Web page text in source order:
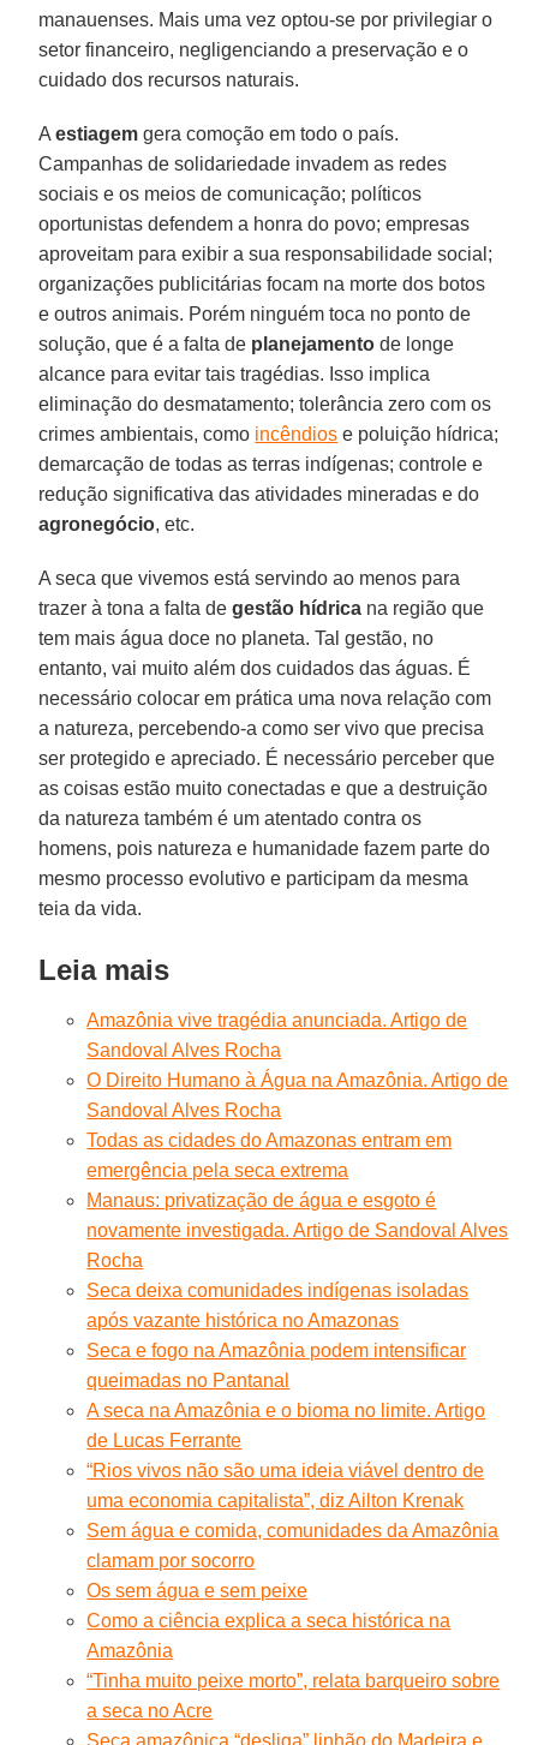
manauenses. Mais uma vez optou-se por privilegiar o
setor financeiro, negligenciando a preservação e o
cuidado dos recursos naturais.
Aestiagem gera comoção em todo o país.
Campanhas de solidariedade invadem as redes
sociais e os meios de comunicação; políticos
oportunistas defendem a honra do povo; empresas
aproveitam para exibir a sua responsabilidade social;
organizações publicitárias focam na morte dos botos
e outros animais. Porém ninguém toca no ponto de
solução, que é a falta de planejamento de longe
alcance para evitar tais tragédias. Isso implica
eliminação do desmatamento; tolerância zero com os
crimes ambientais, como incêndios e poluição hídrica;
demarcação de todas as terras indígenas; controle e
redução significativa das atividades mineradas e do
agronegócio, etc.
A seca que vivemos está servindo ao menos para
trazer à tona a falta degestão hídrica na região que
tem mais água doce no planeta. Tal gestão, no
entanto, vai muito além dos cuidados das águas. É
necessário colocar em prática uma nova relação com
a natureza, percebendo-a como ser vivo que precisa
ser protegido e apreciado. É necessário perceber que
as coisas estão muito conectadas e que a destruição
da natureza também é um atentado contra os
homens, pois natureza e humanidade fazem parte do
mesmo processo evolutivo e participam da mesma
teia da vida.
Leia mais
Amazônia vive tragédia anunciada. Artigo de
Sandoval Alves Rocha
O Direito Humano à Água na Amazônia. Artigo de
Sandoval Alves Rocha
Todas as cidades do Amazonas entram em
emergência pela seca extrema
Manaus: privatização de água e esgoto é
novamente investigada. Artigo de Sandoval Alves
Rocha
Seca deixa comunidades indígenas isoladas
após vazante histórica no Amazonas
Seca e fogo na Amazônia podem intensificar
queimadas no Pantanal
A seca na Amazônia e o bioma no limite. Artigo
de Lucas Ferrante
“Rios vivos não são uma ideia viável dentro de
uma economia capitalista”, diz Ailton Krenak
Sem água e comida, comunidades da Amazônia
clamam por socorro
Os sem água e sem peixe
Como a ciência explica a seca histórica na
Amazônia
“Tinha muito peixe morto”, relata barqueiro sobre
a seca no Acre
Seca amazônica “desliga” linhão do Madeira e